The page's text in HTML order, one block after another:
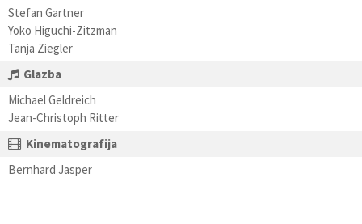
Stefan Gartner
Yoko Higuchi-Zitzman
Tanja Ziegler
Glazba
Michael Geldreich
Jean-Christoph Ritter
Kinematografija
Bernhard Jasper